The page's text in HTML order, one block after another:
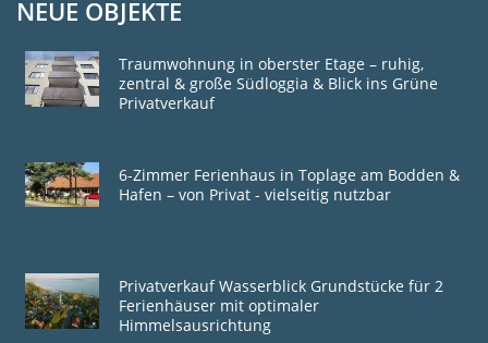
NEUE OBJEKTE
Traumwohnung in oberster Etage – ruhig,
zentral & große Südloggia & Blick ins Grüne
Privatverkauf
6-Zimmer Ferienhaus in Toplage am Bodden &
Hafen – von Privat - vielseitig nutzbar
Privatverkauf Wasserblick Grundstücke für 2
Ferienhäuser mit optimaler
Himmelsausrichtung